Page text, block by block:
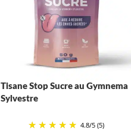
Tisane Stop Sucre au Gymnema
Sylvestre
4.8/5 (5)